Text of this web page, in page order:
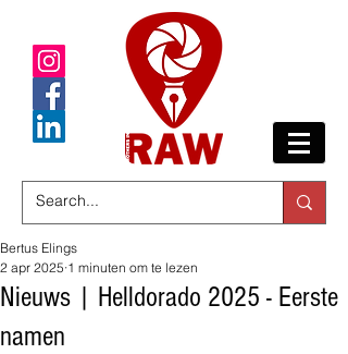
Nieuws | Helldorado 2025 - Eerste
namen
Bertus Elings
2 apr 2025 1 minuten om te lezen